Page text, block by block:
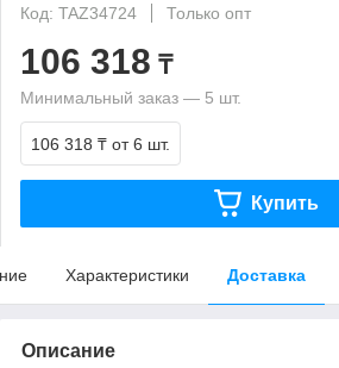
Код: TAZ34724
Только опт
106 318 ₸
Минимальный заказ — 5 шт.
106 318 ₸ от 6 шт.
Купить
Характеристики Доставка
Описание